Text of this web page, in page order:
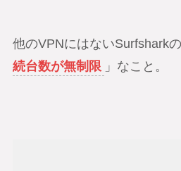
他のVPNにはないSurfshark
続台数が無制限 」なこと。